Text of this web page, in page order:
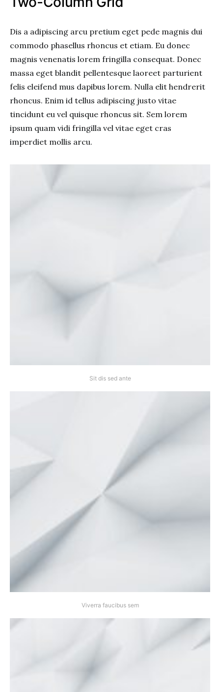
Dis a adipiscing arcu pretium eget pede magnis dui
commodo phasellus rhoncus et etiam. Eu donec
magnis venenatis lorem fringilla consequat. Donec
massa eget blandit pellentesque laoreet parturient
felis eleifend mus dapibus lorem. Nulla elit hendrerit
rhoncus. Enim id tellus adipiscing justo vitae
tincidunt eu vel quisque rhoncus sit. Sem lorem
ipsum quam vidi fringilla vel vitae eget cras
imperdiet mollis arcu.
Sit dis sed ante
Viverra faucibus sem